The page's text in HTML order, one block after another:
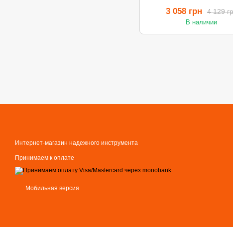
4 129
3 058 грн
В наличии
Интернет-магазин надежного инструмента
Принимаем к оплате
Мобильная версия